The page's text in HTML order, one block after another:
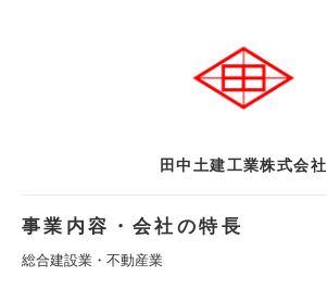
田中土建工業株式会社
事業内容・会社の特長
総合建設業・不動産業